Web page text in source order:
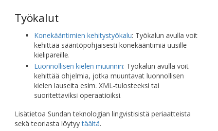
Työkalut
Konekääntimien kehitystyökalu: Työkalun avulla voit
kehittää sääntöpohjaisesti konekääntimiä uusille
kielipareille.
Luonnollisen kielen muunnin: Työkalun avulla voit
kehittää ohjelmia, jotka muuntavat luonnollisen
kielen lauseita esim. XML-tulosteeksi tai
suoritettaviksi operaatioiksi.
Lisätietoa Sundan teknologian lingvistisistä periaatteista
sekä teoriasta löytyytäältä.